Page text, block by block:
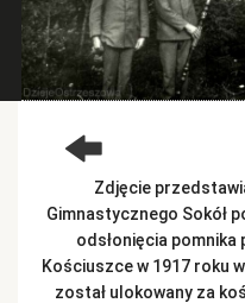
+ Dodaj zdjęcia
Zdjęcie
Gimnastycznego Sokół
odsłonięcia
Kościuszce w 1917 roku
został ulokowany za